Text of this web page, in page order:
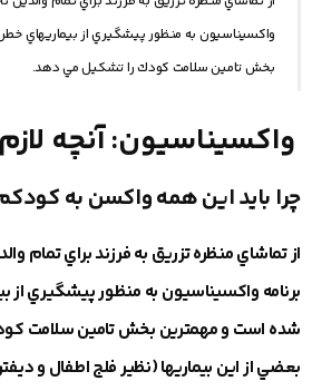
واكسيناسيون به منظور پيشگيري از بيماريهاي
بخش تامين سلامت كودك را تشكيل مي دهد.
واكسيناسيون: آنچه
چرا بايد اين همه واكسن به
از تماشاي منظره تزريق به فرزند براي تمام
برنامه واكسيناسيون به منظور پيشگيري از
شده است و مهمترين بخش تامين سلامت
بعضي از اين بيماريها (نظير فلج اطفال و